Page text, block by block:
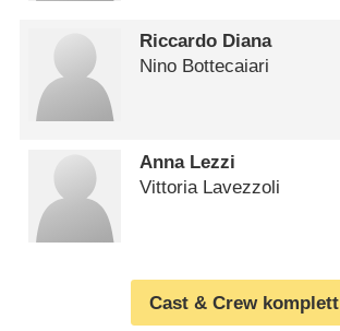
Riccardo Diana
Nino Bottecaiari
Anna Lezzi
Vittoria Lavezzoli
Cast & Crew komplett